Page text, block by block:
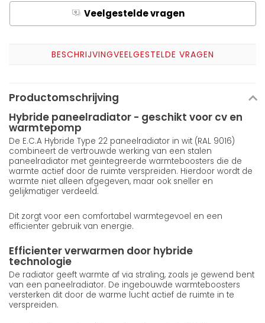
Q Veelgestelde vragen
BESCHRIJVINGVEELGESTELDE VRAGEN
Productomschrijving
Hybride paneelradiator - geschikt voor cv en
warmtepomp
De E.C.A Hybride Type 22 paneelradiator in wit (RAL 9016)
combineert de vertrouwde werking van een stalen
paneelradiator met geintegreerde warmteboosters die de
warmte actief door de ruimte verspreiden. Hierdoor wordt de
warmte niet alleen afgegeven, maar ook sneller en
gelijkmatiger verdeeld.
Dit zorgt voor een comfortabel warmtegevoel en een
efficienter gebruik van energie.
Efficienter verwarmen door hybride
technologie
De radiator geeft warmte af via straling, zoals je gewend bent
van een paneelradiator. De ingebouwde warmteboosters
versterken dit door de warme lucht actief de ruimte in te
verspreiden.